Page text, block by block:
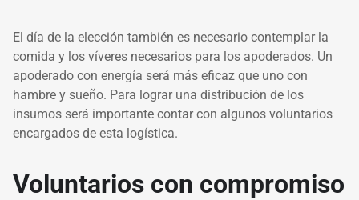
El día de la elección también es necesario contemplar la
comida y los víveres necesarios para los apoderados. Un
apoderado con energía será más eficaz que uno con
hambre y sueño. Para lograr una distribución de los
insumos será importante contar con algunos voluntarios
encargados de esta logística.
Voluntarios con compromiso